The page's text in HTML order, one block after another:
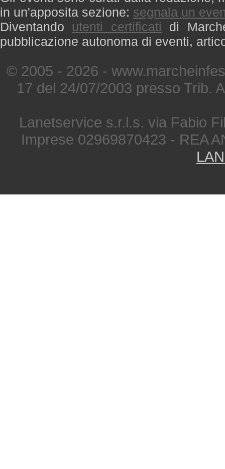
in un'apposita sezione: segnala un
Diventando utenti certificati di
pubblicazione autonoma di eventi,
© 2005 - 2026 -
17 del 24/07/2003 presso Trib.
Lanetservice s.r.l.s. via Fabio
Imprese 02969870423 - REA